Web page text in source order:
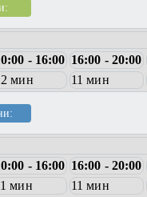
- 16:00 16:00 - 20:00
мин 11 мин
- 16:00 16:00 - 20:00
мин 11 мин